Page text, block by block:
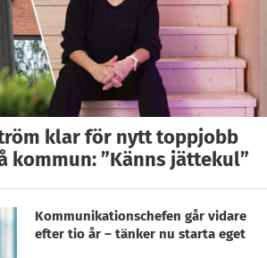
klar för nytt toppjobb
kommun: ”Känns jättekul”
Kommunikationschefen går vidare
efter tio år – tänker nu starta eget